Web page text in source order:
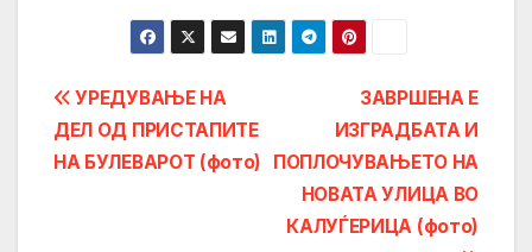
Post
navigation
ЗАВРШЕНА Е
ИЗГРАДБАТА И
ПОПЛОЧУВАЊЕТО НА
НОВАТА УЛИЦА ВО
КАЛУЃЕРИЦА (фото)
УРЕДУВАЊЕ НА
ДЕЛ ОД ПРИСТАПИТЕ
НА БУЛЕВАРОТ (фото)